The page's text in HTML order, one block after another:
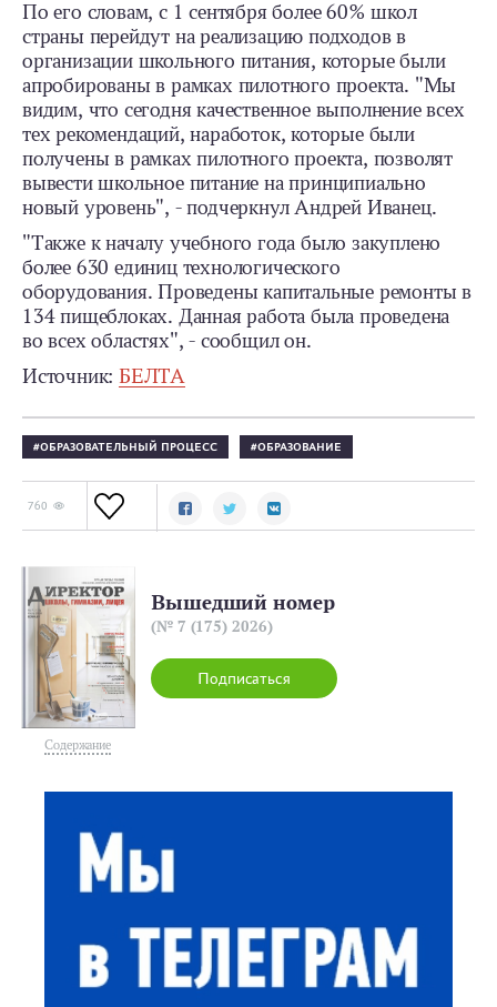
По его словам, с 1 сентября более 60% школ
страны перейдут на реализацию подходов в
организации школьного питания, которые были
апробированы в рамках пилотного проекта. "Мы
видим, что сегодня качественное выполнение всех
тех рекомендаций, наработок, которые были
получены в рамках пилотного проекта, позволят
вывести школьное питание на принципиально
новый уровень", - подчеркнул Андрей Иванец.
"Также к началу учебного года было закуплено
более 630 единиц технологического
оборудования. Проведены капитальные ремонты в
134 пищеблоках. Данная работа была проведена
во всех областях", - сообщил он.
Источник:БЕЛТА
ОБРАЗОВАТЕЛЬНЫЙ ПРОЦЕСС ОБРАЗОВАНИЕ
760
Содержание
Подписаться
Вышедший номер
(№ 7 (175) 2026)